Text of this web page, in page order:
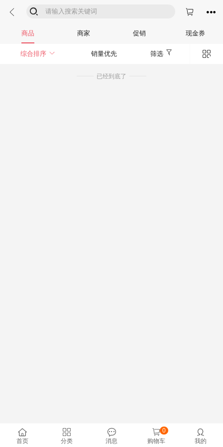
  

商品 商家 促销 现金券
综合排序  销量优先 筛选 
已经到底了

首页

分类

消息

购物车
0 
我的